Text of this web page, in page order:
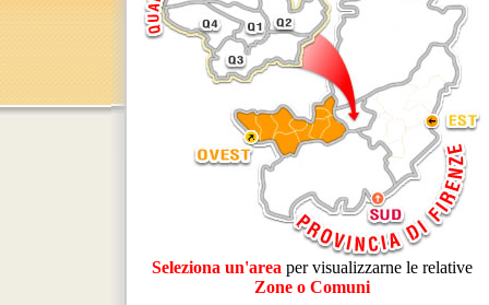
Seleziona un'area per visualizzarne le relative
Zone o Comuni